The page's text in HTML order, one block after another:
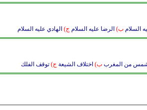
السلام ب) الرضا عليه السلام ج) الهادي عليه السلام
من المغرب ب) اختلاف الشيعة ج) توقف الفلك